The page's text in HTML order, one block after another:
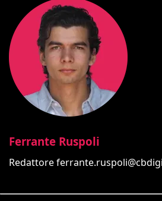
Ferrante Ruspoli
Redattore